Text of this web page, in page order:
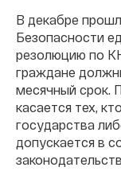
В декабре
Безопасности
резолюцию по
граждане
месячный срок.
касается тех,
государства
допускается в